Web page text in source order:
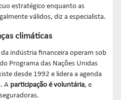
estratégico enquanto as
válidos, diz a especialista.
climáticas
da indústria financeira operam sob
Programa das Nações Unidas
desde 1992 e lidera a agenda
A participação é voluntária, e